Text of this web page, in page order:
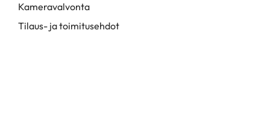
Kameravalvonta
Tilaus- ja toimitusehdot